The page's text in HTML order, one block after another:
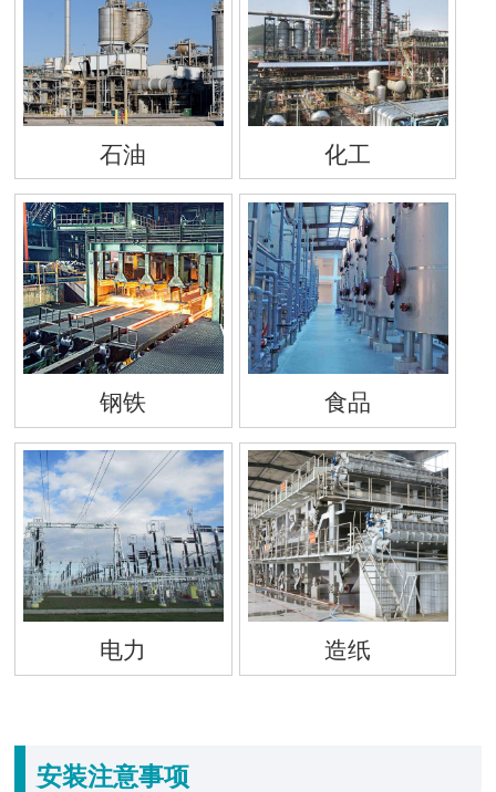
石油 化工
钢铁 食品
电力 造纸
安装注意事项